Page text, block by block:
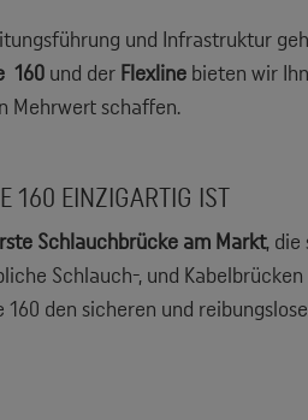
und Infrastruktur
160und der Flexlinebieten wir
Mehrwert schaffen.
160 EINZIGARTIG IST
Schlauchbrücke am Markt, die
Schlauch-, und
den sicheren und